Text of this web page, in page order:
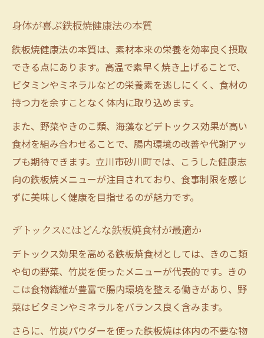
鉄板焼デトックスで身体の中から美しく
美肌を目指すなら鉄板焼デトックス食材
鉄板焼がサポートする毎日の美容習慣
ゆったり楽しむ砂川町の鉄板焼セレクション
砂川町の鉄板焼で癒しのひとときを
ゆったり味わう鉄板焼の贅沢な時間
鉄板焼セレクションで健康的な食事体験
鉄板焼を囲む砂川町のくつろぎ空間
家族や友人と楽しむ鉄板焼の魅力
鉄板焼でデトックスする際の選び方
健康志向に合う鉄板焼店の見極め方
鉄板焼デトックスに最適な食材の特徴
食事内容で差がつく鉄板焼の選択基準
鉄板焼で理想のデトックスを叶える秘訣
身体が喜ぶ鉄板焼健康法の本質
鉄板焼健康法の本質は、素材本来の栄養を効率良く摂取
できる点にあります。高温で素早く焼き上げることで、
ビタミンやミネラルなどの栄養素を逃しにくく、食材の
持つ力を余すことなく体内に取り込めます。
また、野菜やきのこ類、海藻などデトックス効果が高い
食材を組み合わせることで、腸内環境の改善や代謝アッ
プも期待できます。立川市砂川町では、こうした健康志
向の鉄板焼メニューが注目されており、食事制限を感じ
ずに美味しく健康を目指せるのが魅力です。
デトックスにはどんな鉄板焼食材が最適か
デトックス効果を高める鉄板焼食材としては、きのこ類
や旬の野菜、竹炭を使ったメニューが代表的です。きの
こは食物繊維が豊富で腸内環境を整える働きがあり、野
菜はビタミンやミネラルをバランス良く含みます。
さらに、竹炭パウダーを使った鉄板焼は体内の不要な物